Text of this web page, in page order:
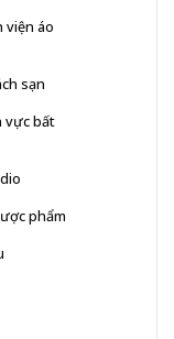
viện áo
sạn
vực bất
phẩm